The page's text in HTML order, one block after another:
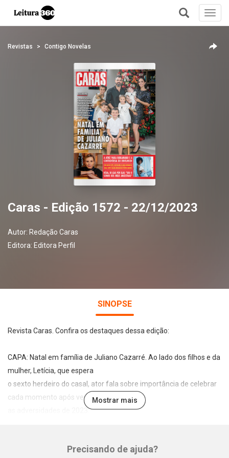
+
Revistas Contigo Novelas
Caras - Edição 1572 - 22/12/2023
Autor: Redação Caras
Editora: Editora Perfil
SINOPSE
Revista Caras. Confira os destaques dessa edição:
CAPA: Natal em família de Juliano Cazarré. Ao lado dos filhos e da
mulher, Letícia, que espera
o sexto herdeiro do casal, ator fala sobre importância de celebrar
cada momento após vencer
as adversidades de 2023.
caindo devagar e acho que é mais por tentar normalizar, porque
Mostrar mais
Precisando de ajuda?
Facebook Twitter